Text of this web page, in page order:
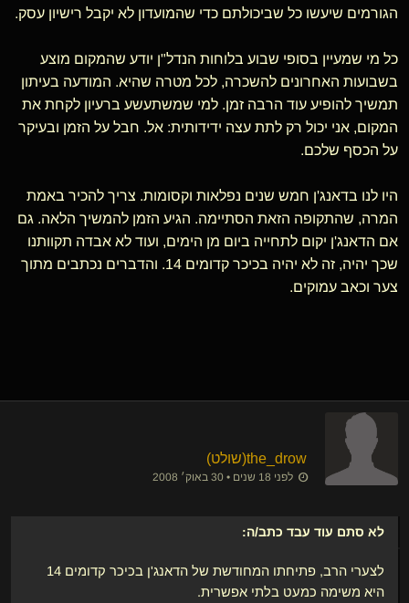
הגורמים שיעשו כל שביכולתם כדי שהמועדון לא יקבל רישיון עסק.
כל מי שמעיין בסופי שבוע בלוחות הנדל"ן יודע שהמקום מוצע
בשבועות האחרונים להשכרה, לכל מטרה שהיא. המודעה בעיתון
תמשיך להופיע עוד הרבה זמן. למי שמשתעשע ברעיון לקחת את
המקום, אני יכול רק לתת עצה ידידותית: אל. חבל על הזמן ובעיקר
על הכסף שלכם.
היו לנו בדאנג'ן חמש שנים נפלאות וקסומות. צריך להכיר באמת
המרה, שהתקופה הזאת הסתיימה. הגיע הזמן להמשיך הלאה. גם
אם הדאנג'ן יקום לתחייה ביום מן הימים, ועוד לא אבדה תקוותנו
שכך יהיה, זה לא יהיה בכיכר קדומים 14. והדברים נכתבים מתוך
צער וכאב עמוקים.
the_drow​(שולט)
לפני 18 שנים • 30 באוק׳ 2008
לא סתם עוד עבד כתב/ה:
לצערי הרב, פתיחתו המחודשת של הדאנג'ן בכיכר קדומים 14
היא משימה כמעט בלתי אפשרית.